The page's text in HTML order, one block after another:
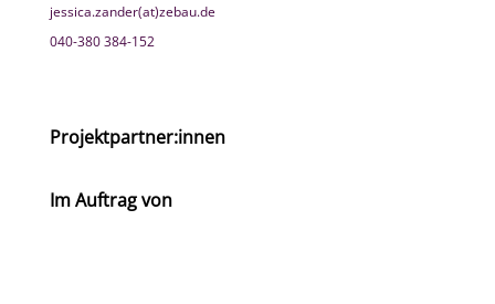
jessica.zander(at)zebau.de
040-380 384-152
Projektpartner:innen
Im Auftrag von